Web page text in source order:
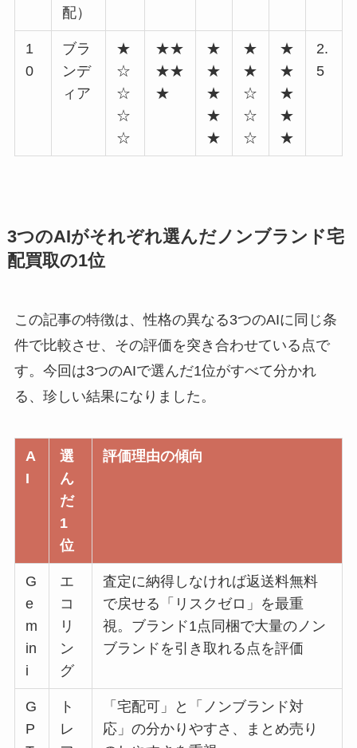
配）
1
0
ブラ
ンデ
ィア
★
☆
☆
☆
☆
★★
★★
★
★
★
★
★
★
★
★
☆
☆
☆
★
★
★
★
★
2.
5
3つのAIがそれぞれ選んだノンブランド宅
配買取の1位
この記事の特徴は、性格の異なる3つのAIに同じ条
件で比較させ、その評価を突き合わせている点で
す。今回は3つのAIで選んだ1位がすべて分かれ
る、珍しい結果になりました。
A
I
選
ん
だ
1
位
評価理由の傾向
G
e
m
in
i
エ
コ
リ
ン
グ
査定に納得しなければ返送料無料
で戻せる「リスクゼロ」を最重
視。ブランド1点同梱で大量のノン
ブランドを引き取れる点を評価
G
P
ト
レ
「宅配可」と「ノンブランド対
応」の分かりやすさ、まとめ売り